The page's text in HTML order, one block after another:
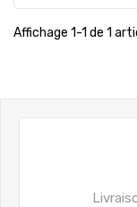
Affichage 1-1 de 1